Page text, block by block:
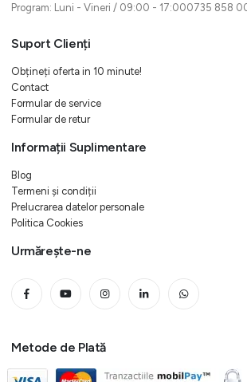
Program: Luni - Vineri / 09:00 - 17:000735 858
Suport Clienți
Obțineți oferta in 10 minute!
Contact
Formular de service
Formular de retur
Informații Suplimentare
Blog
Termeni și condiții
Prelucrarea datelor personale
Politica Cookies
Urmărește-ne
Metode de Plată